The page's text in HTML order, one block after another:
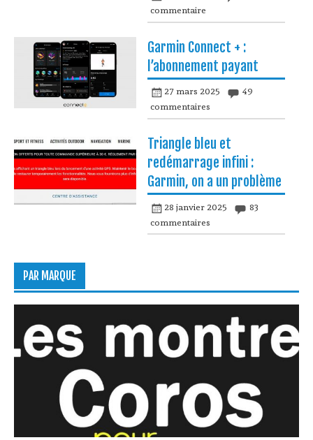
commentaire
Garmin Connect + :
l’abonnement payant
27 mars 2025
49
commentaires
Triangle bleu et
redémarrage infini :
Garmin, on a un problème
28 janvier 2025
83
commentaires
PAR MARQUE